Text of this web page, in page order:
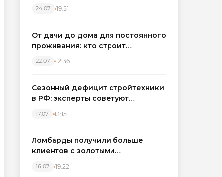
налоговых льгот для инвесторов
24.07 19:51
От дачи до дома для постоянного
проживания: кто строит
Западном регионе
22.07 12:36
Сезонный дефицит стройтехники
в РФ: эксперты советуют
17.07 13:15
Ломбарды получили больше
клиентов с золотыми
вырос на фоне подорожания
16.07 19:22